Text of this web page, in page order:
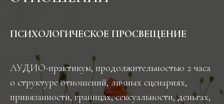
ПСИХОЛОГИЧЕСКОЕ ПРОСВЕЩЕНИЕ
АУДИО-практикум, продолжительностью 2 часа
о структуре отношений, личных сценариях,
привязанности, границах, сексуальности, деньгах,